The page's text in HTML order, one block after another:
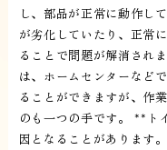
し、部品が正常に動作し
が劣化していたり、正常
ることで問題が解消され
は、ホームセンターなど
ることができますが、作
のも一つの手です。 **ト
因となることがあります